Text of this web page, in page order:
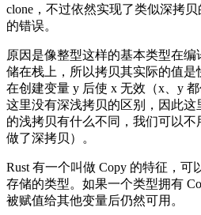
clone，不过依然实现了类似深拷
的错误。
原因是像整型这样的基本类型在
储在栈上，所以拷贝其实际的值
在创建变量 y 后使 x 无效（x、y
这里没有深浅拷贝的区别，因此这
的浅拷贝有什么不同，我们可以
做了深拷贝）。
Rust 有一个叫做 Copy 的特征，可
存储的类型。如果一个类型拥有
被赋值给其他变量后仍然可用。